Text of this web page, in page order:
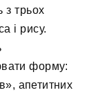
з трьох
і рису.
форму:
апетитних